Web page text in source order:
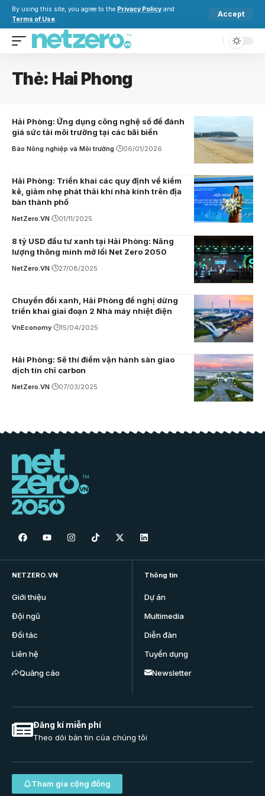
By using this site, you agree to the Privacy Policy and
Terms of Use.
Accept
Thẻ: Hai Phong
Hải Phòng: Ứng dụng công nghệ số để đánh
giá sức tải môi trường tại các bãi biển
Báo Nông nghiệp và Môi trường 06/01/2026
Hải Phòng: Triển khai các quy định về kiểm
kê, giảm nhẹ phát thải khí nhà kính trên địa
bàn thành phố
NetZero.VN 01/11/2025
8 tỷ USD đầu tư xanh tại Hải Phòng: Năng
lượng thông minh mở lối Net Zero 2050
NetZero.VN 27/08/2025
Chuyển đổi xanh, Hải Phòng đề nghị dừng
triển khai giai đoạn 2 Nhà máy nhiệt điện
VnEconomy 15/04/2025
Hải Phòng: Sẽ thí điểm vận hành sàn giao
dịch tín chỉ carbon
NetZero.VN 07/03/2025
NETZERO.VN
Giới thiệu
Đội ngũ
Đối tác
Liên hệ
Quảng cáo
Thông tin
Dự án
Multimedia
Diễn đàn
Tuyển dụng
Newsletter
Đăng kí miễn phí
Theo dõi bản tin của chúng tôi
Tham gia cộng đồng